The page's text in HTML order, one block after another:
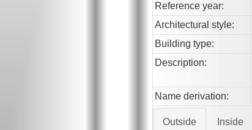
Reference year:
Architectural style:
Building type:
Description:
Name derivation:
Outside Inside